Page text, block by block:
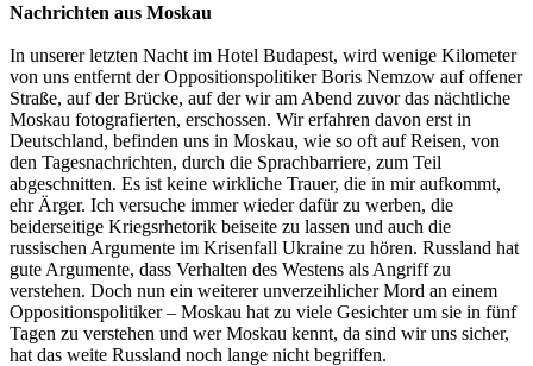
Nachrichten aus Moskau
In unserer letzten Nacht im Hotel Budapest, wird wenige Kilometer
von uns entfernt der Oppositionspolitiker Boris Nemzow auf offener
Straße, auf der Brücke, auf der wir am Abend zuvor das nächtliche
Moskau fotografierten, erschossen. Wir erfahren davon erst in
Deutschland, befinden uns in Moskau, wie so oft auf Reisen, von
den Tagesnachrichten, durch die Sprachbarriere, zum Teil
abgeschnitten. Es ist keine wirkliche Trauer, die in mir aufkommt,
ehr Ärger. Ich versuche immer wieder dafür zu werben, die
beiderseitige Kriegsrhetorik beiseite zu lassen und auch die
russischen Argumente im Krisenfall Ukraine zu hören. Russland hat
gute Argumente, dass Verhalten des Westens als Angriff zu
verstehen. Doch nun ein weiterer unverzeihlicher Mord an einem
Oppositionspolitiker – Moskau hat zu viele Gesichter um sie in fünf
Tagen zu verstehen und wer Moskau kennt, da sind wir uns sicher,
hat das weite Russland noch lange nicht begriffen.